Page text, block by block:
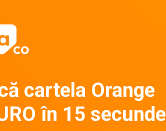
cartela Orange
în 15 secunde